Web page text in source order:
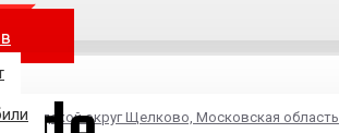
городской округ Щелково, Московская область
1